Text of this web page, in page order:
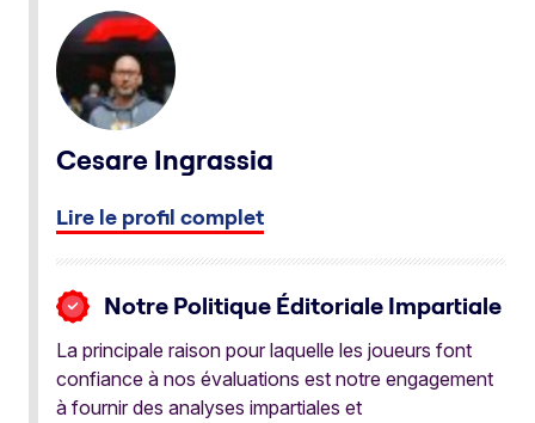
Cesare Ingrassia
Lire le profil complet
Notre Politique Éditoriale Impartiale
La principale raison pour laquelle les joueurs font
confiance à nos évaluations est notre engagement
à fournir des analyses impartiales et